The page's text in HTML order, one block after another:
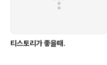
티스토리가 좋을때.